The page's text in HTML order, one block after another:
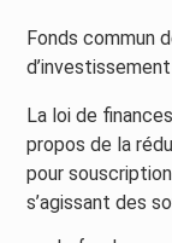
Fonds commun
La loi de
propos de la
pour
s’agissant des